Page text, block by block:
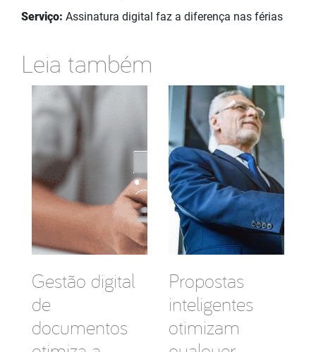
Serviço: Assinatura digital faz a diferença nas férias
Leia também
Gestão digital
de
documentos
Propostas
inteligentes
otimizam